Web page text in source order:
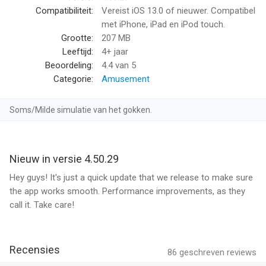
manier met tikken-om-te-kleuren of ervaar de echte
kleurervaring met markers en stiften
- Een prachtige collectie van ontspannende geluiden
- Effecten om achteraf te bewerken: voeg vignettering toe,
verander de contouren, pas texturen & filters toe
- Apple Pencil ondersteuning: geniet van een makkelijk en
Upgrade naar de Premium-versie en krijg onbeperkt toegang tot
geluiden & texturen. Leg je creatieve innerlijk niet aan banden,
plezierige manier in - zonder reclames en watermerken!
De prijs is gelijk aan hetzelfde prijsniveau dat de "Apple's App
aankoop en bij aanvang van iedere verlengingstermijn, via uw
Compatibiliteit:
Vereist iOS 13.0 of nieuwer. Compatibel
met iPhone, iPad en iPod touch.
Grootte:
207 MB
Leeftijd:
4+ jaar
Beoordeling:
4.4van 5
Categorie:
Amusement
Soms/Milde simulatie van het gokken.
Nieuw in versie 4.50.29
Hey guys! It's just a quick update that we release to make sure
the app works smooth. Performance improvements, as they
call it. Take care!
86 geschreven reviews
Recensies